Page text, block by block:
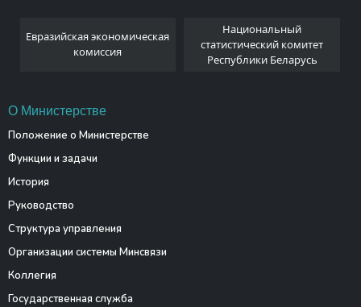
Евразийская экономическая
комиссия
Национальный
статистический комитет
Республики Беларусь
О Министерстве
Положение о Министерстве
Функции и задачи
История
Руководство
Структура управления
Организации системы Минсвязи
Коллегия
Государственная служба